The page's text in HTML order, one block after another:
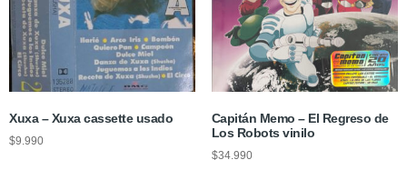
Xuxa – Xuxa cassette usado
$9.990
Capitán Memo – El Regreso de
Los Robots vinilo
$34.990